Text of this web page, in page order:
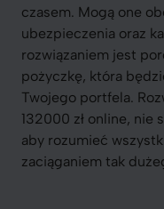
czasem. Mogą one
ubezpieczenia oraz
rozwiązaniem jest
pożyczkę, która
Twojego portfela.
132000 zł online, nie
aby rozumieć
zaciąganiem tak